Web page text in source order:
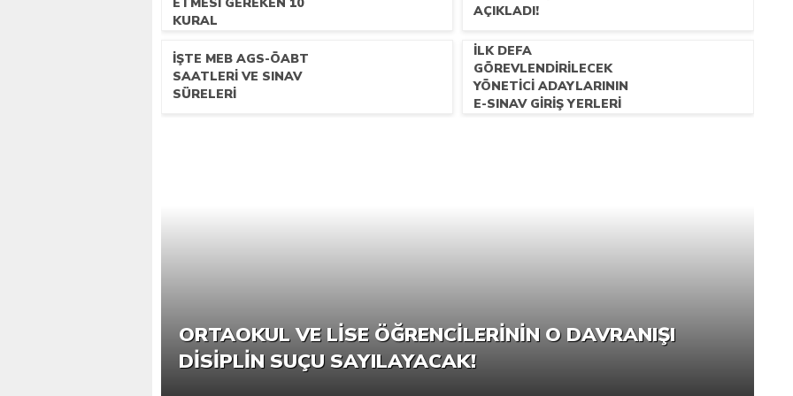
KURAL
AÇIKLADI!
İŞTE MEB AGS-ÖABT
SAATLERI VE SINAV
SÜRELERI
İLK DEFA
GÖREVLENDIRILECEK
YÖNETICI ADAYLARININ
E-SINAV GIRIŞ YERLERI
ORTAOKUL VE LISE ÖĞRENCILERININ O DAVRANIŞI
DISIPLIN SUÇU SAYILAYACAK!